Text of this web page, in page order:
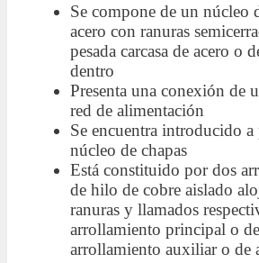
Se compone de un núcleo
acero con ranuras
pesada carcasa de acero o
dentro
Presenta una conexión de
red de alimentación
Se encuentra introducido a
núcleo de chapas
Está constituido por dos
de hilo de cobre aislado
ranuras y llamados
arrollamiento principal o
arrollamiento auxiliar o de